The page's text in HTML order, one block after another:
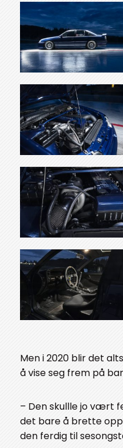
Men i 2020 blir det
å vise seg frem på
– Den skullle jo vært
det bare å brette
den ferdig til